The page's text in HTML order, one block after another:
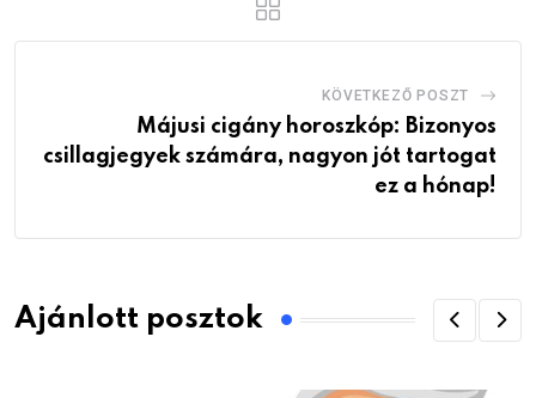
KÖVETKEZŐ POSZT
Májusi cigány horoszkóp: Bizonyos
csillagjegyek számára, nagyon jót tartogat
ez a hónap!
Ajánlott posztok